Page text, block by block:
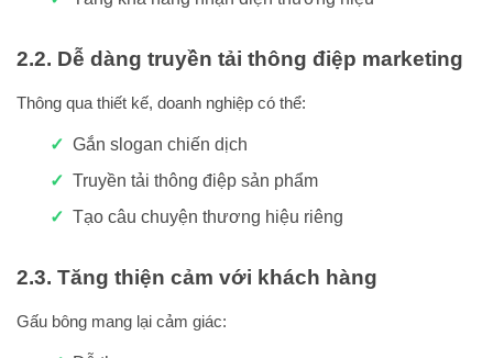
2.2. Dễ dàng truyền tải thông điệp marketing
Thông qua thiết kế, doanh nghiệp có thể:
Gắn slogan chiến dịch
Truyền tải thông điệp sản phẩm
Tạo câu chuyện thương hiệu riêng
2.3. Tăng thiện cảm với khách hàng
Gấu bông mang lại cảm giác: